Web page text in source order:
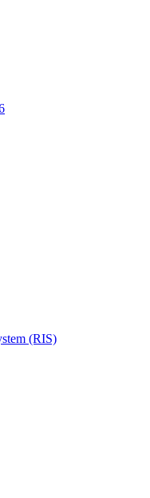
(RIS)